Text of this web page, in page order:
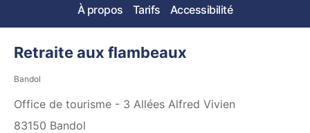
À propos Tarifs Accessibilité
Retraite aux flambeaux
Bandol
Office de tourisme - 3 Allées Alfred Vivien
83150 Bandol